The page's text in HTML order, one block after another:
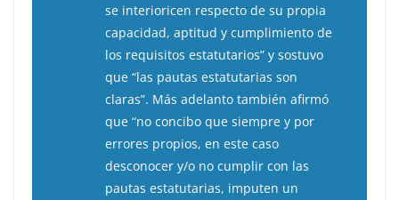
se interioricen respecto de su propia
capacidad, aptitud y cumplimiento de
los requisitos estatutarios” y sostuvo
que “las pautas estatutarias son
claras”. Más adelanto también afirmó
que “no concibo que siempre y por
errores propios, en este caso
desconocer y/o no cumplir con las
pautas estatutarias, imputen un